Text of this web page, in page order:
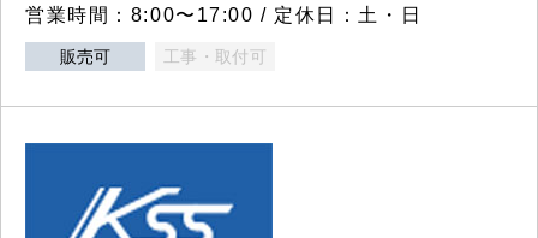
営業時間：8:00〜17:00 / 定休日：土・日
販売可 工事・取付可